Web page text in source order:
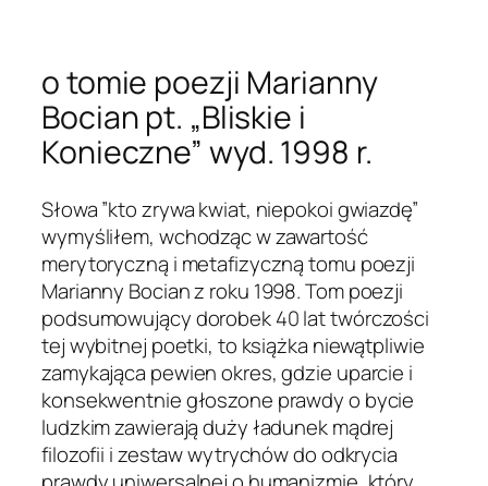
o tomie poezji Marianny
Bocian pt. „Bliskie i
Konieczne” wyd. 1998 r.
Słowa ”kto zrywa kwiat, niepokoi gwiazdę”
wymyśliłem, wchodząc w zawartość
merytoryczną i metafizyczną tomu poezji
Marianny Bocian z roku 1998. Tom poezji
podsumowujący dorobek 40 lat twórczości
tej wybitnej poetki, to książka niewątpliwie
zamykająca pewien okres, gdzie uparcie i
konsekwentnie głoszone prawdy o bycie
ludzkim zawierają duży ładunek mądrej
filozofii i zestaw wytrychów do odkrycia